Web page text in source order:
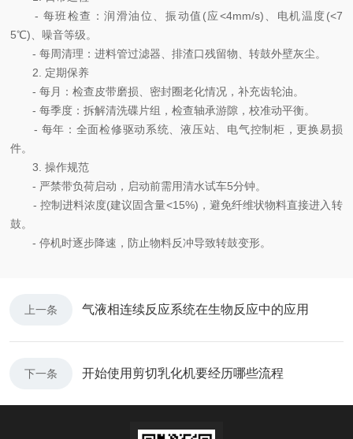
- 每班检查：润滑油位、振动值(应<4mm/s)、电机温度(<7
5℃)、噪音等级。
- 每周清理：进料管过滤器、排渣口残留物、转鼓外壁灰尘。
2. 定期保养
- 每月：检查皮带磨损、密封圈老化情况，补充齿轮油。
- 每季度：拆解清洗碟片组，检查轴承游隙，校准动平衡。
- 每年：全面检修驱动系统、液压站、电气控制柜，更换易损
件。
3. 操作规范
- 严禁带负荷启动，启动前需用清水试车5分钟。
- 控制进料浓度(建议固含量<15%)，避免纤维状物料直接进入转
鼓。
- 停机时逐步降速，防止物料反冲导致转鼓变形。
上一条 气液相连续反应系统在生物反应中的应用
下一条 开始使用剪切乳化机要经历哪些流程